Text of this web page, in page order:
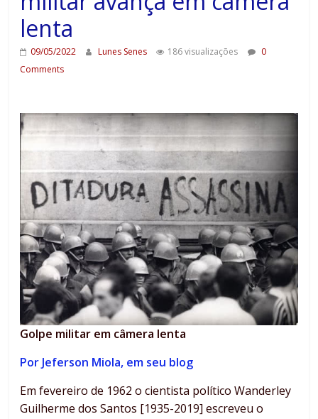
lenta
09/05/2022 Lunes Senes 186 visualizações
0
Comments
Golpe militar em câmera lenta
Por Jeferson Miola, em seu blog
Em fevereiro de 1962 o cientista político Wanderley
Guilherme dos Santos [1935-2019] escreveu o